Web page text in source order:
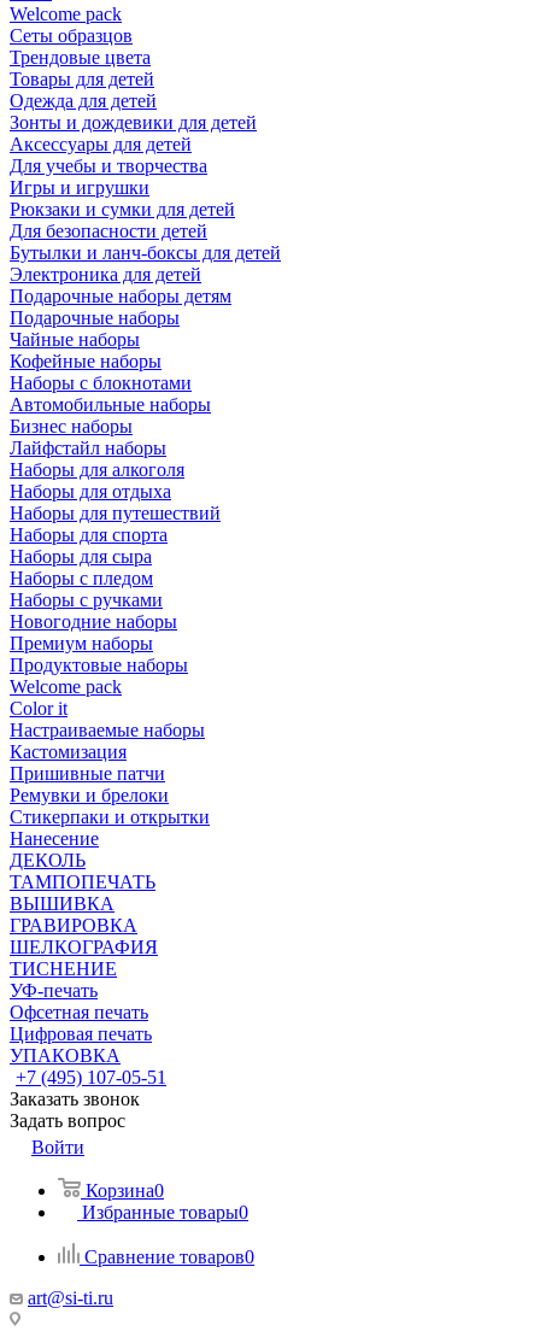
Welcome pack
Сеты образцов
Трендовые цвета
Товары для детей
Одежда для детей
Зонты и дождевики для детей
Аксессуары для детей
Для учебы и творчества
Игры и игрушки
Рюкзаки и сумки для детей
Для безопасности детей
Бутылки и ланч-боксы для детей
Электроника для детей
Подарочные наборы детям
Подарочные наборы
Чайные наборы
Кофейные наборы
Наборы с блокнотами
Автомобильные наборы
Бизнес наборы
Лайфстайл наборы
Наборы для алкоголя
Наборы для отдыха
Наборы для путешествий
Наборы для спорта
Наборы для сыра
Наборы с пледом
Наборы с ручками
Новогодние наборы
Премиум наборы
Продуктовые наборы
Welcome pack
Color it
Настраиваемые наборы
Кастомизация
Пришивные патчи
Ремувки и брелоки
Стикерпаки и открытки
Нанесение
ДЕКОЛЬ
ТАМПОПЕЧАТЬ
ВЫШИВКА
ГРАВИРОВКА
ШЕЛКОГРАФИЯ
ТИСНЕНИЕ
УФ-печать
Офсетная печать
Цифровая печать
УПАКОВКА
+7 (495) 107-05-51
Заказать звонок
Задать вопрос
Войти
Корзина0
Избранные товары0
Сравнение товаров0
art@si-ti.ru